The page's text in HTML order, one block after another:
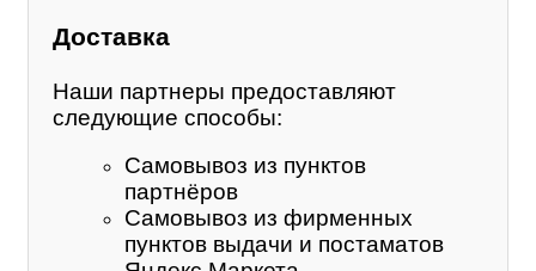
Доставка
Наши партнеры предоставляют
следующие способы:
Самовывоз из пунктов
партнёров
Самовывоз из фирменных
пунктов выдачи и постаматов